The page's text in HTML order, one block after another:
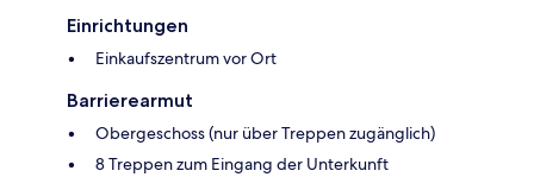
Einrichtungen
Einkaufszentrum vor Ort
Barrierearmut
Obergeschoss (nur über Treppen zugänglich)
8 Treppen zum Eingang der Unterkunft